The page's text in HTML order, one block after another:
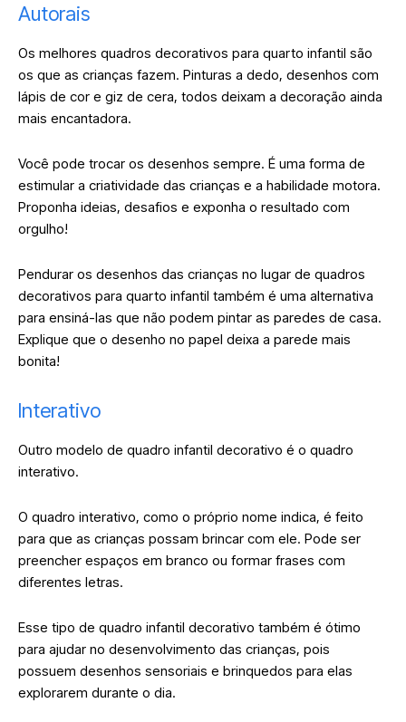
Autorais
Os melhores quadros decorativos para quarto infantil são
os que as crianças fazem. Pinturas a dedo, desenhos com
lápis de cor e giz de cera, todos deixam a decoração ainda
mais encantadora.
Você pode trocar os desenhos sempre. É uma forma de
estimular a criatividade das crianças e a habilidade motora.
Proponha ideias, desafios e exponha o resultado com
orgulho!
Pendurar os desenhos das crianças no lugar de quadros
decorativos para quarto infantil também é uma alternativa
para ensiná-las que não podem pintar as paredes de casa.
Explique que o desenho no papel deixa a parede mais
bonita!
Interativo
Outro modelo de quadro infantil decorativo é o quadro
interativo.
O quadro interativo, como o próprio nome indica, é feito
para que as crianças possam brincar com ele. Pode ser
preencher espaços em branco ou formar frases com
diferentes letras.
Esse tipo de quadro infantil decorativo também é ótimo
para ajudar no desenvolvimento das crianças, pois
possuem desenhos sensoriais e brinquedos para elas
explorarem durante o dia.